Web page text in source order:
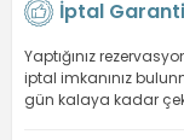
İptal
Yaptığınız
iptal imkanınız
gün kalaya kadar